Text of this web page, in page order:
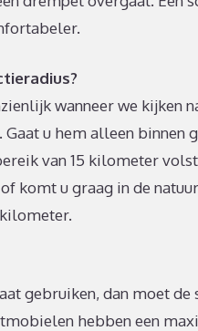
wanneer we kijken
Gaat u hem alleen binnen
van 15 kilometer
komt u graag in de
gebruiken, dan moet
hebben een